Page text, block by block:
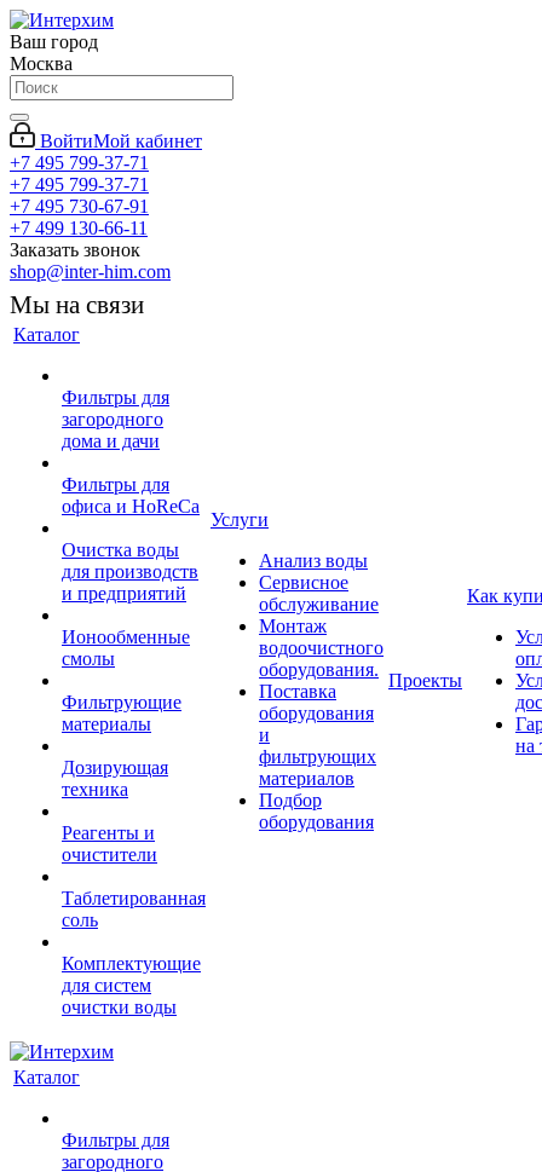
Ваш город
Москва
ВойтиМой кабинет
+7 495 799-37-71
+7 495 799-37-71
+7 495 730-67-91
+7 499 130-66-11
Заказать звонок
shop@inter-him.com
Мы на связи
Каталог
Фильтры для
загородного
дома и дачи
Фильтры для
офиса и HoReCa
Очистка воды
для производств
и предприятий
Ионообменные
смолы
Фильтрующие
материалы
Дозирующая
техника
Реагенты и
очистители
Таблетированная
соль
Комплектующие
для систем
очистки воды
Услуги
Анализ воды
Сервисное
обслуживание
Монтаж
водоочистного
оборудования.
Поставка
оборудования
и
фильтрующих
материалов
Подбор
оборудования
Проекты
Как
на
Каталог
Фильтры для
загородного